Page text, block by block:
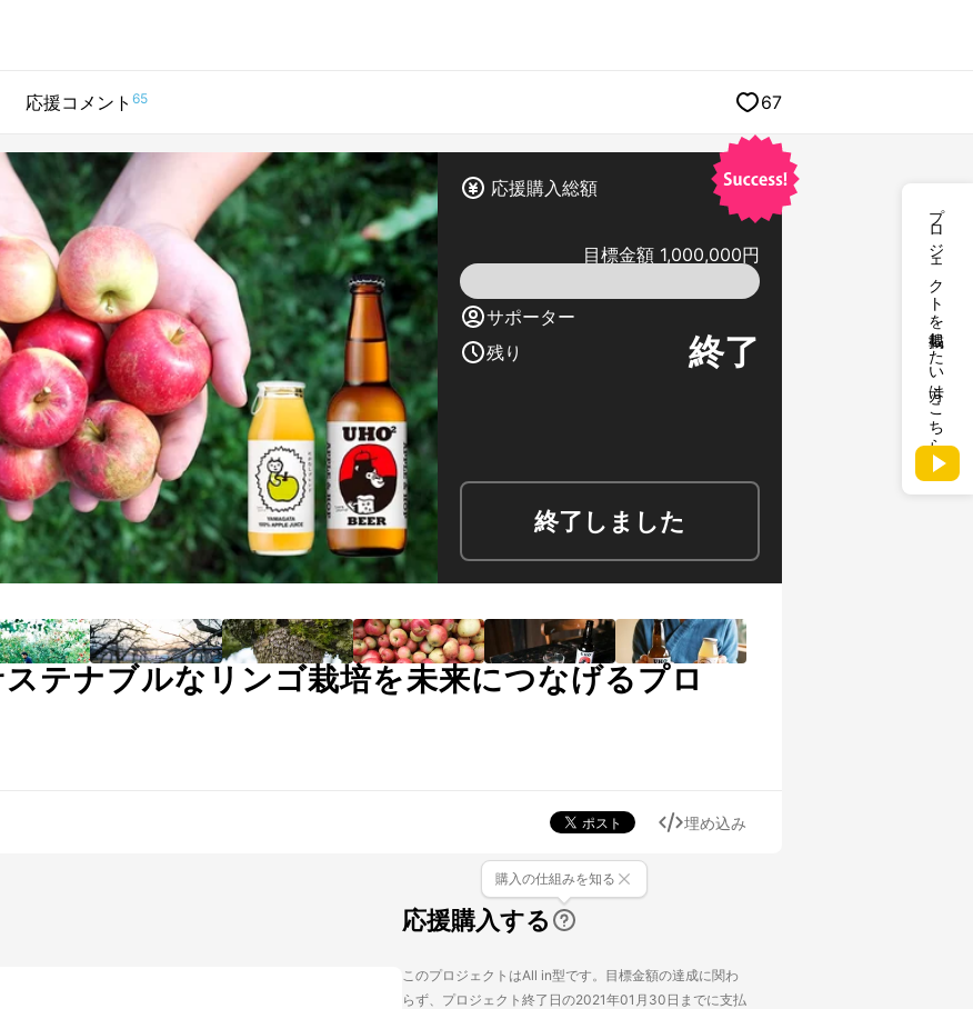
プロジェクトを掲載したい方はこちら
応援コメント 65 67
応援購入総額
目標金額 1,000,000円
サポーター
残り
終了
終了しました
テナブルなリンゴ栽培を未来につなげるプロ
埋め込み
応援購入する
購入の仕組みを知る
このプロジェクトはAll in型です。目標金額の達成に関わ
らず、プロジェクト終了日の2021年01月30日までに支払